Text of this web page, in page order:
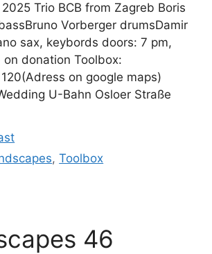
Trio BCB from Zagreb Boris
Vorberger drumsDamir
sax, keybords doors: 7 pm,
donation Toolbox:
on google maps)
U-Bahn Osloer Straße
,Toolbox
46